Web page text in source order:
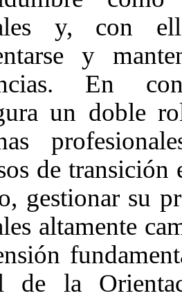
y, con
y
En
un doble
de transición
gestionar su
altamente
de la